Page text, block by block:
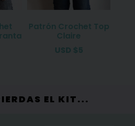
Patrón Crochet Top
Claire
USD $5
EL KIT...